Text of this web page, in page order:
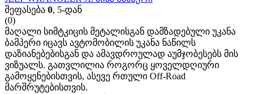
შეფასება 0, 5-დან
(0)
მაღალი სიმტკიცის მეტალისგან დამზადებული უკანა
ბამპერი იცავს ავტომობილის უკანა ნაწილს
დაზიანებებისგან და ამავდროულად აუმჯობესებს მის
ვიზუალს. გათვლილია როგორც ყოველდღიური
გამოყენებისთვის, ასევე რთული Off-Road
მარშრუტებისთვის.